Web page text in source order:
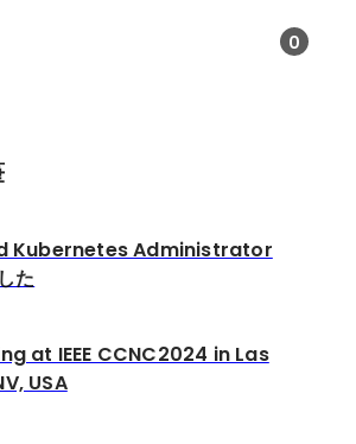
0
Kubernetes Administrator
た
at IEEE CCNC2024 in Las
USA